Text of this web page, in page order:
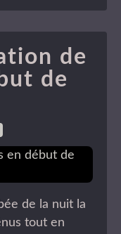
de
de
de la nuit la
tout en